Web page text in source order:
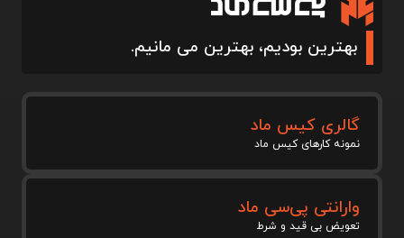
بهترین بودیم، بهترین می مانیم.
گالری کیس ماد
نمونه کارهای کیس ماد
وارانتی پی‌سی ماد
تعویض بی قید و شرط